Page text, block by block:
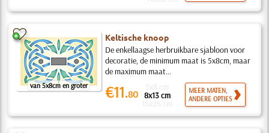
van 5x8cm en groter
Keltische knoop
De enkellaagse herbruikbare sjabloon voor
decoratie, de minimum maat is 5x8cm, maar
de maximum maat...
€11.80 8x13 cm
MEER MATEN,
ANDERE OPTIES